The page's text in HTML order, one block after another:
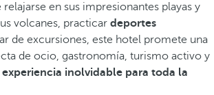
relajarse en sus impresionantes playas y
volcanes, practicar deportes
de excursiones, este hotel promete una
de ocio, gastronomía, turismo activo y
experiencia inolvidable para toda la